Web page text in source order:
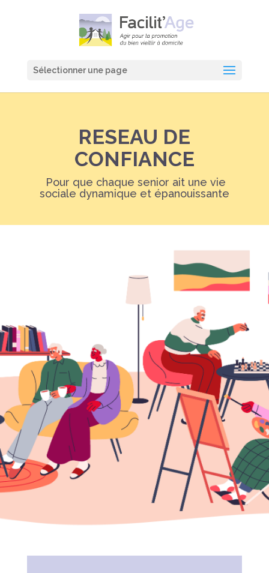
Sélectionner une page
RESEAU DE
CONFIANCE
Pour que chaque senior ait une vie
sociale dynamique et épanouissante